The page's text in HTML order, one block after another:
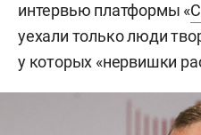
интервью платформы «
уехали только люди
у которых «нервишки